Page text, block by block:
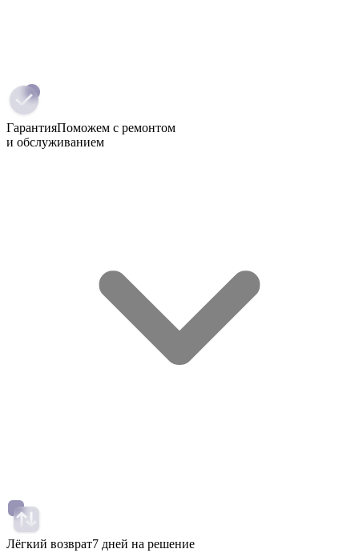
ГарантияПоможем с ремонтом
и обслуживанием
Лёгкий возврат7 дней на решение